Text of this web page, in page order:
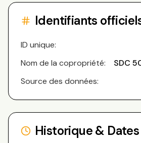
Identifiants
ID unique:
Nom de la copropriété:
SDC
Source des données:
Historique & Dates